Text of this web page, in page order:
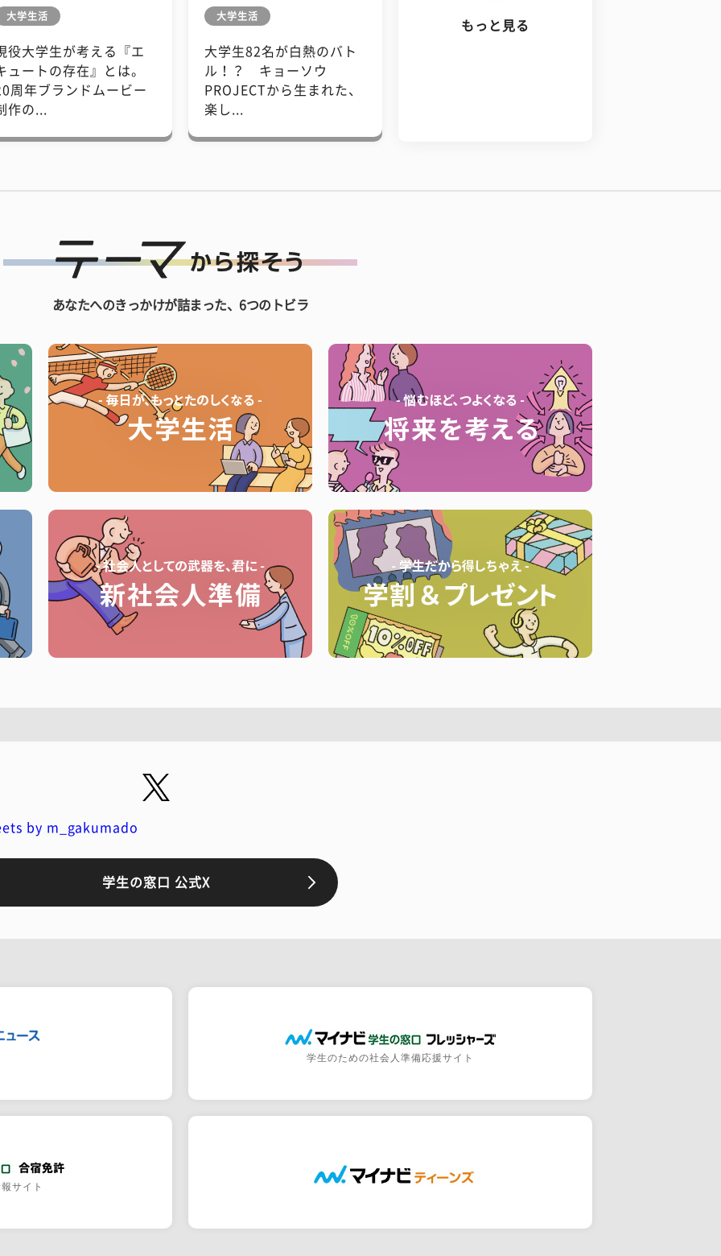
大学生活
役大学生が考える『エ
ュートの存在』とは。
周年ブランドムービー
作の...
大学生活
大学生82名が白熱のバト
ル！？ キョーソウ
PROJECTから生まれた、
楽し...
もっと見る
あなたへのきっかけが詰まった、6つのトビラ
by m_gakumado
学生の窓口 公式X
学生のための社会人準備応援サイト
サイト